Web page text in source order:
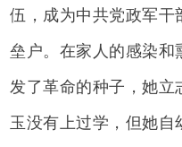
伍，成为中共党政军干
垒户。在家人的感染和
发了革命的种子，她立
玉没有上过学，但她自